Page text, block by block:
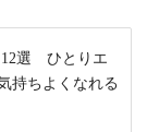
12選 ひとりエ
持ちよくなれる